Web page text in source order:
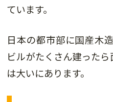
ています。
日本の都市部に国産木
ビルがたくさん建った
は大いにあります。